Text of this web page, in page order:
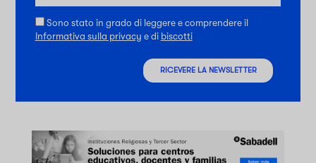
Sono stato in grado di leggere e comprendere il
Informativa sulla privacy e di biscotti
RICEVERE LA NEWSLETTER